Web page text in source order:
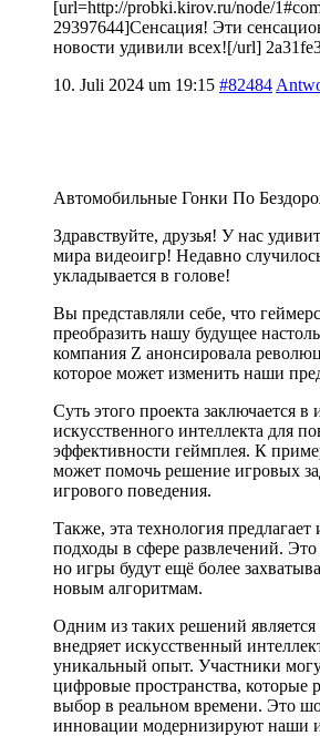
[url=http://probki.kirov.ru/node/
29397644]Сенсация! Эти
новости удивили всех![/url]
10. Juli 2024 um 19:15 #82484
Автомобильные Гонки По
Здравствуйте, друзья! У нас
мира видеоигр! Недавно
укладывается в голове!
Вы представляли себе, что
преобразить нашу будущее
компания Z анонсировала
которое может изменить наши
Суть этого проекта заключается в
искусственного интеллекта для
эффективности геймплея. К
может помочь решение игровых
игрового поведения.
Также, эта технология
подходы в сфере развлечений. Это
но игры будут ещё более
новым алгоритмам.
Одним из таких решений является
внедряет искусственный
уникальный опыт. Участники
цифровые пространства, которые
выбор в реальном времени. Это
инновации модернизируют наши